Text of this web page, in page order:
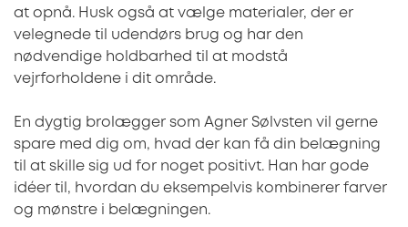
at opnå. Husk også at vælge materialer, der er
velegnede til udendørs brug og har den
nødvendige holdbarhed til at modstå
vejrforholdene i dit område.
En dygtig brolægger som Agner Sølvsten vil gerne
spare med dig om, hvad der kan få din belægning
til at skille sig ud for noget positivt. Han har gode
idéer til, hvordan du eksempelvis kombinerer farver
og mønstre i belægningen.